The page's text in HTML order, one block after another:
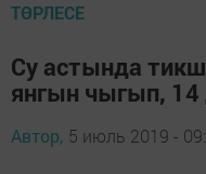
ТӨРЛЕСЕ
Су астында
янгын чыгып, 14
Автор, 5 июль 2019 -